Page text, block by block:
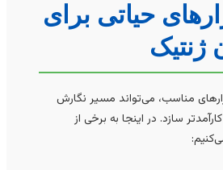
حیاتی برای
مناسب، می‌تواند مسیر نگارش
سازد. در اینجا به برخی از